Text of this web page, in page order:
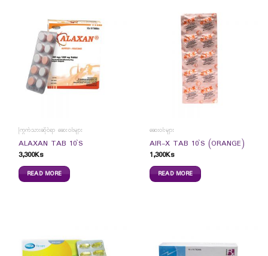
ကြွက်သားဆိုင်ရာ ဆေးဝါးများ
ALAXAN TAB 10`S
3,300Ks
READ MORE
ဆေးဝါးများ
AIR-X TAB 10`S (ORANGE)
1,300Ks
READ MORE